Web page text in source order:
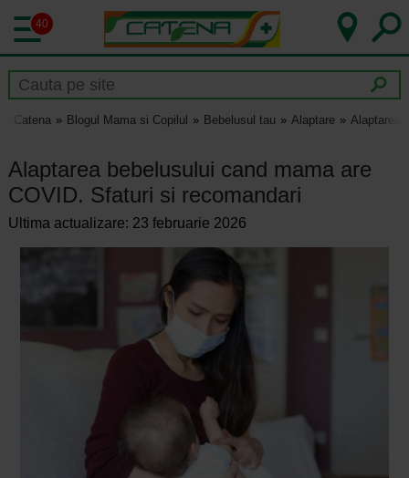
40
Catena Blogul Mama si Copilul Bebelusul tau Alaptare Alaptarea
Alaptarea bebelusului cand mama are
COVID. Sfaturi si recomandari
Ultima actualizare: 23 februarie 2026